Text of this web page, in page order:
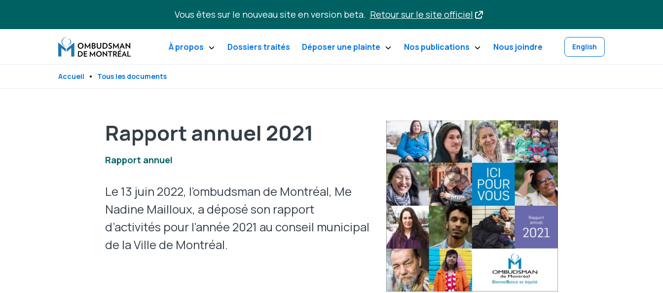
Vous êtes sur le nouveau site en version beta. Retour sur le site officiel
À propos Dossiers traités Déposer une plainte Nos publications Nous joindre English
Accueil Tous les documents
Rapport annuel 2021
Rapport annuel
Le 13 juin 2022, l’ombudsman de Montréal, Me
Nadine Mailloux, a déposé son rapport
d’activités pour l’année 2021 au conseil municipal
de la Ville de Montréal.